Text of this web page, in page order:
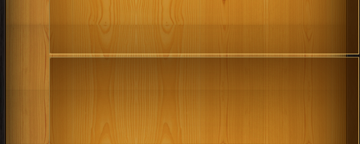
كتب 1976
كتب 1975
كتب 1973
كتب 1964